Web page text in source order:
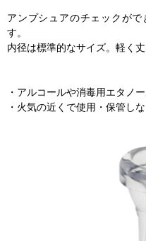
アンプシュアのチェックが
す。
内径は標準的なサイズ。軽く
・アルコールや消毒用エタノ
・火気の近くで使用・保管し